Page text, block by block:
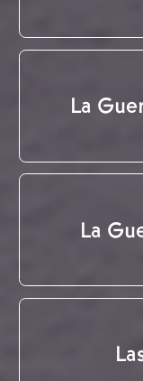
La
La